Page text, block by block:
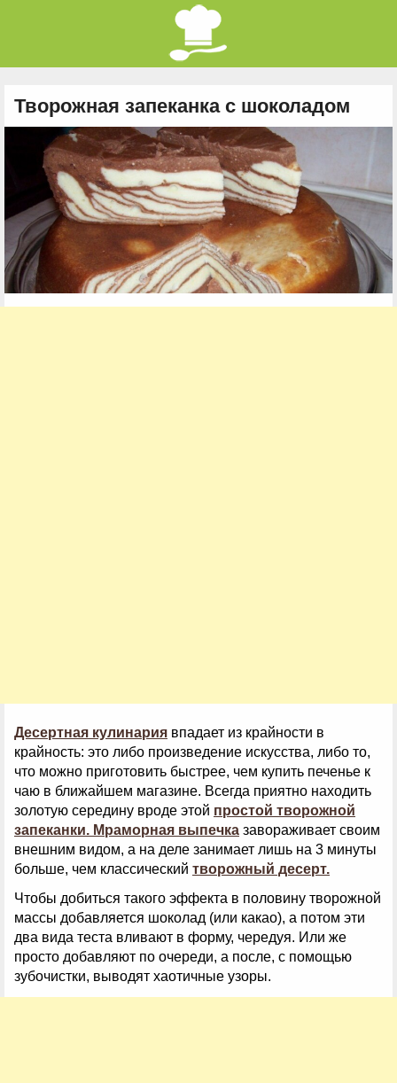
Творожная запеканка с шоколадом
Десертная кулинария впадает из крайности в
крайность: это либо произведение искусства, либо то,
что можно приготовить быстрее, чем купить печенье к
чаю в ближайшем магазине. Всегда приятно находить
золотую середину вроде этой простой творожной
запеканки. Мраморная выпечка завораживает своим
внешним видом, а на деле занимает лишь на 3 минуты
больше, чем классический творожный десерт.
Чтобы добиться такого эффекта в половину творожной
массы добавляется шоколад (или какао), а потом эти
два вида теста вливают в форму, чередуя. Или же
просто добавляют по очереди, а после, с помощью
зубочистки, выводят хаотичные узоры.